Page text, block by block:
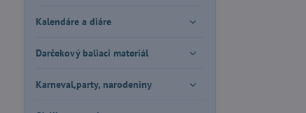
Kalendáre a diáre
Darčekový baliaci materiál
Karneval,party, narodeniny